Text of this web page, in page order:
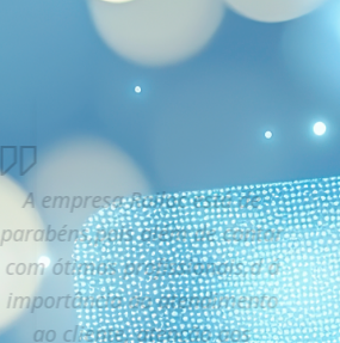
A empresa Railoc está de
parabéns,pois além de contar
com ótimos profissionais,d á
importância ao atendimento
ao cliente, atenção aos